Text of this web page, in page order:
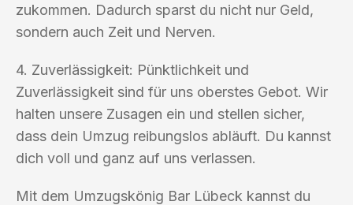
zukommen. Dadurch sparst du nicht nur Geld,
sondern auch Zeit und Nerven.
4. Zuverlässigkeit: Pünktlichkeit und
Zuverlässigkeit sind für uns oberstes Gebot. Wir
halten unsere Zusagen ein und stellen sicher,
dass dein Umzug reibungslos abläuft. Du kannst
dich voll und ganz auf uns verlassen.
Mit dem Umzugskönig Bar Lübeck kannst du